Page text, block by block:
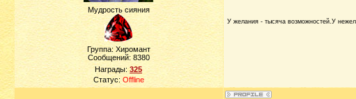
Мудрость сияния
Группа: Хиромант
Сообщений: 8380
Награды:325
Статус: Offline
У желания - тысяча возможностей.У